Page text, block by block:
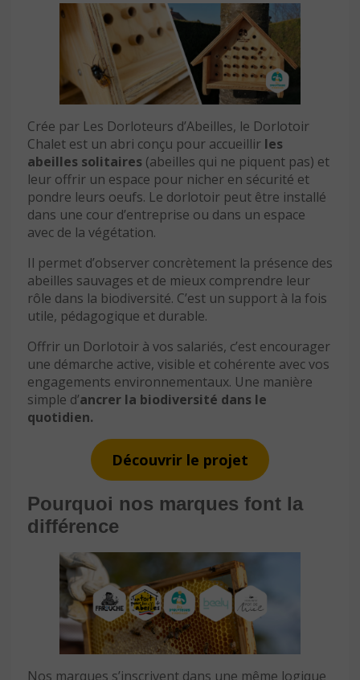
Crée par Les Dorloteurs d’Abeilles, le Dorlotoir
Chalet est un abri conçu pour accueillir les
abeilles solitaires (abeilles qui ne piquent pas) et
leur offrir un espace pour nicher en sécurité et
pondre leurs oeufs. Le dorlotoir peut être installé
dans une cour d’entreprise ou dans un espace
avec de la végétation.
Il permet d’observer concrètement la présence des
abeilles sauvages et de mieux comprendre leur
rôle dans la biodiversité. C’est un support à la fois
utile, pédagogique et durable.
Offrir un Dorlotoir à vos salariés, c’est encourager
une démarche active, visible et cohérente avec vos
engagements environnementaux. Une manière
simple d’ancrer la biodiversité dans le
quotidien.
Découvrir le projet
Pourquoi nos marques font la
différence
Nos marques s’inscrivent dans une même logique